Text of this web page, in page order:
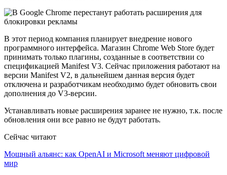
В этот период компания планирует внедрение нового
программного интерфейса. Магазин Chrome Web Store будет
принимать только плагины, созданные в соответствии со
спецификацией Manifest V3. Сейчас приложения работают на
версии Manifest V2, в дальнейшем данная версия будет
отключена и разработчикам необходимо будет обновить свои
дополнения до V3-версии.
Устанавливать новые расширения заранее не нужно, т.к. после
обновления они все равно не будут работать.
Сейчас читают
Мощный альянс: как OpenAI и Microsoft меняют цифровой
мир